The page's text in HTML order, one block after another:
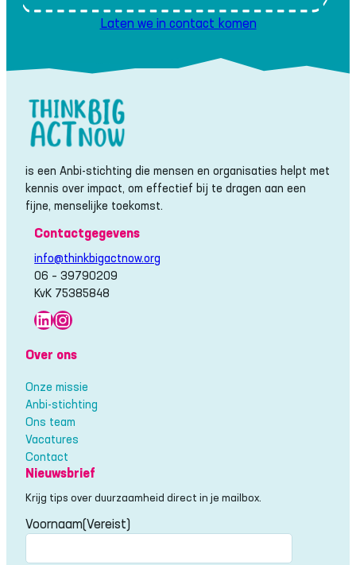
Laten we in contact komen
is een Anbi-stichting die mensen en organisaties helpt met
kennis over impact, om effectief bij te dragen aan een
fijne, menselijke toekomst.
Contactgegevens
info@thinkbigactnow.org
06 – 39790209
KvK 75385848
LinkedIn
Instagram
Over ons
Onze missie
Anbi-stichting
Ons team
Vacatures
Contact
Nieuwsbrief
Krijg tips over duurzaamheid direct in je mailbox.
Voornaam(Vereist)